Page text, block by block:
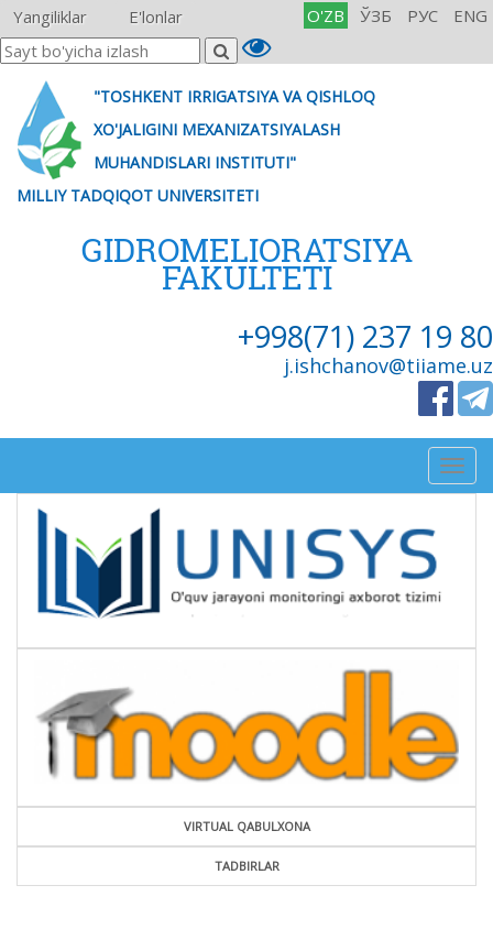
Yangiliklar E'lonlar O'ZB ЎЗБ РУС ENG
"TOSHKENT IRRIGATSIYA VA QISHLOQ
XO'JALIGINI MEXANIZATSIYALASH
MUHANDISLARI INSTITUTI"
MILLIY TADQIQOT UNIVERSITETI
GIDROMELIORATSIYA
FAKULTETI
+998(71) 237 19 80
j.ishchanov@tiiame.uz
VIRTUAL QABULXONA
TADBIRLAR